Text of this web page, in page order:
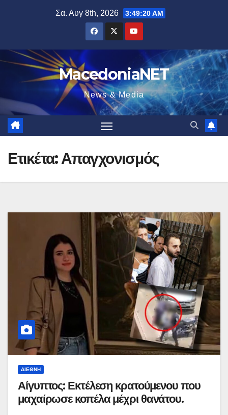
Σα. Αυγ 8th, 2026 3:49:21 AM
MacedoniaNET
News & Media
Ετικέτα:Απαγχονισμός
ΔΙΕΘΝΉ
Αίγυπτος: Εκτέλεση κρατούμενου που
μαχαίρωσε κοπέλα μέχρι θανάτου.